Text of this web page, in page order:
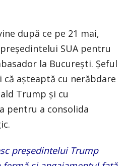
după ce pe 21 mai,
SUA pentru
la Bucureşti. Șeful
aşteaptă cu nerăbdare
Trump şi cu
pentru a consolida
preşedintelui Trump